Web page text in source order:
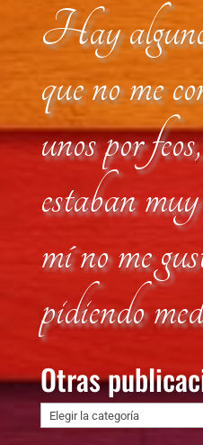
Hay
que no me
unos por
estaban
mí no me
pidiendo
Otras
Otras
publicaciones